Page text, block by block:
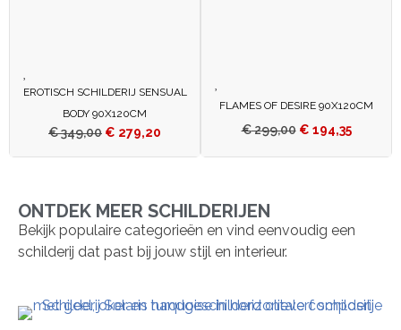
EROTISCH SCHILDERIJ SENSUAL
BODY 90X120CM
€349,00 € 279,20
FLAMES OF DESIRE 90X120CM
€299,00 € 194,35
ONTDEK MEER SCHILDERIJEN
Bekijk populaire categorieën en vind eenvoudig een
schilderij dat past bij jouw stijl en interieur.